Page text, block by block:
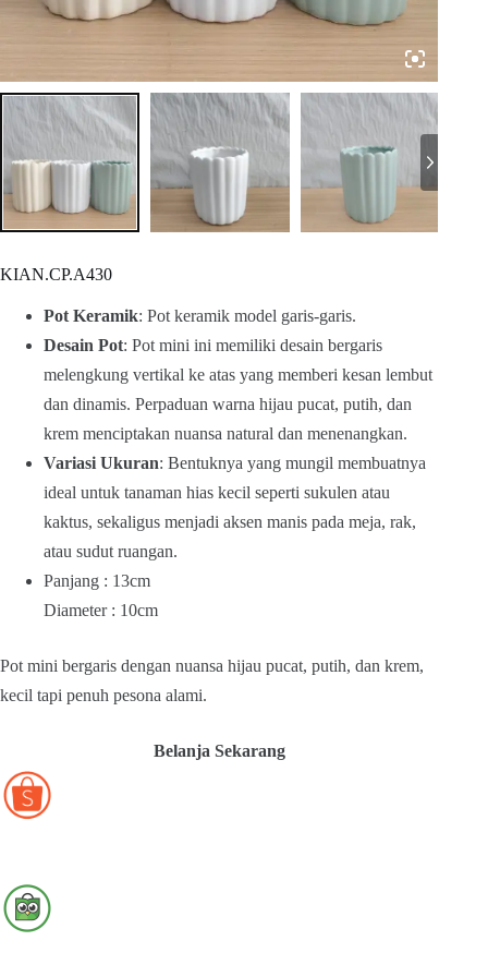
KIAN.CP.A430
Pot Keramik: Pot keramik model garis-garis.
Desain Pot: Pot mini ini memiliki desain bergaris
melengkung vertikal ke atas yang memberi kesan lembut
dan dinamis. Perpaduan warna hijau pucat, putih, dan
krem menciptakan nuansa natural dan menenangkan.
Variasi Ukuran: Bentuknya yang mungil membuatnya
ideal untuk tanaman hias kecil seperti sukulen atau
kaktus, sekaligus menjadi aksen manis pada meja, rak,
atau sudut ruangan.
Panjang : 13cm
Diameter : 10cm
Pot mini bergaris dengan nuansa hijau pucat, putih, dan krem,
kecil tapi penuh pesona alami.
Belanja Sekarang